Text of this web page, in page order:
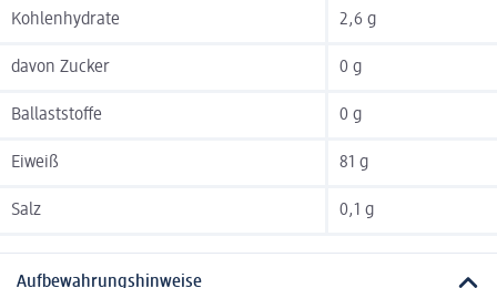
Kohlenhydrate 2,6 g
davon Zucker 0 g
Ballaststoffe 0 g
Eiweiß 81 g
Salz 0,1 g
Aufbewahrungshinweise